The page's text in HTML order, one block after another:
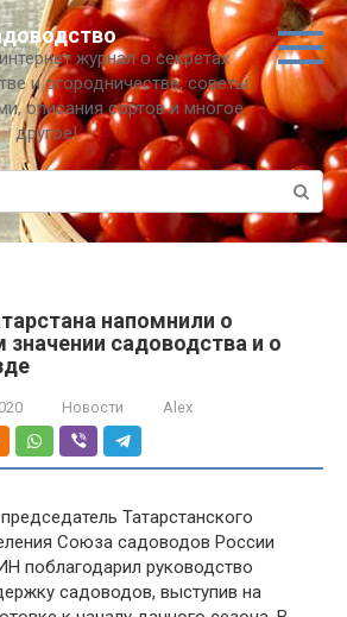
журнал о секретах
и огородничестве, советы
описания сортов и многое
другое!
напомнили о
значении садоводства и о
Новости Alex
Татарстанского
Союза садоводов России
поблагодарил руководство
садоводов, выступив на